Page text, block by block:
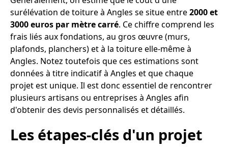
surélévation de toiture à Angles se situe entre2000 et
3000 euros par mètre carré. Ce chiffre comprend les
frais liés aux fondations, au gros œuvre (murs,
plafonds, planchers) et à la toiture elle-même à
Angles. Notez toutefois que ces estimations sont
données à titre indicatif à Angles et que chaque
projet est unique. Il est donc essentiel de rencontrer
plusieurs artisans ou entreprises à Angles afin
d'obtenir des devis personnalisés et détaillés.
Les étapes-clés d'un projet